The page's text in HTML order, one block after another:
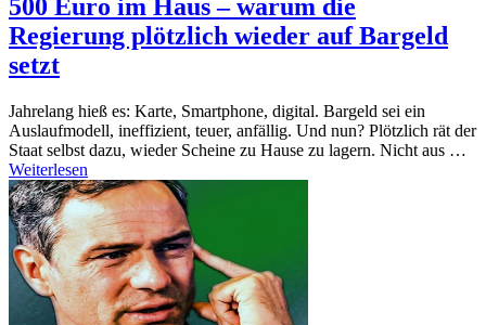
500 Euro im Haus – warum die
Regierung plötzlich wieder auf Bargeld
setzt
Jahrelang hieß es: Karte, Smartphone, digital. Bargeld sei ein
Auslaufmodell, ineffizient, teuer, anfällig. Und nun? Plötzlich rät der
Staat selbst dazu, wieder Scheine zu Hause zu lagern. Nicht aus …
Weiterlesen